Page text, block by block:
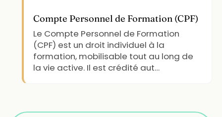
Compte Personnel de Formation (CPF)
Le Compte Personnel de Formation
(CPF) est un droit individuel à la
formation, mobilisable tout au long de
la vie active. Il est crédité aut…